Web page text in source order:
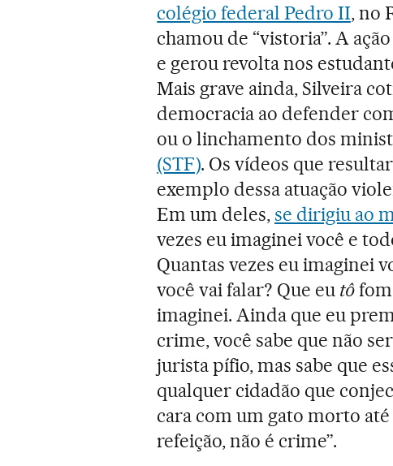
colégio federal Pedro II, no
chamou de “vistoria”. A
e gerou revolta nos
Mais grave ainda, Silveira
democracia ao defender
ou o linchamento dos
(STF). Os vídeos que
exemplo dessa atuação
Em um deles,se dirigiu ao
vezes eu imaginei você e
Quantas vezes eu imaginei
você vai falar? Que eu tô
imaginei. Ainda que eu
crime, você sabe que não
jurista pífio, mas sabe que
qualquer cidadão que
cara com um gato morto
refeição, não é crime”.